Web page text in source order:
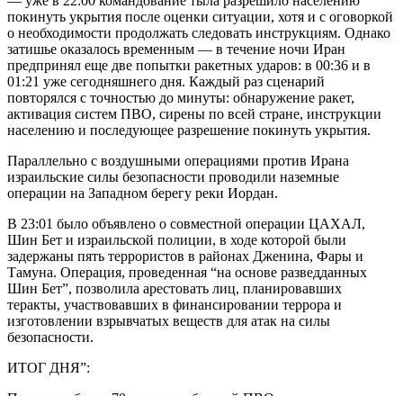
покинуть укрытия после оценки ситуации, хотя и с оговоркой
о необходимости продолжать следовать инструкциям. Однако
затишье оказалось временным — в течение ночи Иран
предпринял еще две попытки ракетных ударов: в 00:36 и в
01:21 уже сегодняшнего дня. Каждый раз сценарий
повторялся с точностью до минуты: обнаружение ракет,
активация систем ПВО, сирены по всей стране, инструкции
населению и последующее разрешение покинуть укрытия.
Параллельно с воздушными операциями против Ирана
израильские силы безопасности проводили наземные
операции на Западном берегу реки Иордан.
В 23:01 было объявлено о совместной операции ЦАХАЛ,
Шин Бет и израильской полиции, в ходе которой были
задержаны пять террористов в районах Дженина, Фары и
Тамуна. Операция, проведенная “на основе разведданных
Шин Бет”, позволила арестовать лиц, планировавших
теракты, участвовавших в финансировании террора и
изготовлении взрывчатых веществ для атак на силы
безопасности.
ИТОГ ДНЯ”: